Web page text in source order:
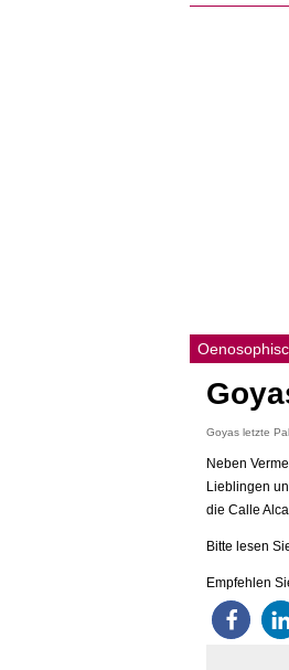
Goyas letzte
Neben
Lieblingen
die Calle
Bitte lesen
Empfehlen